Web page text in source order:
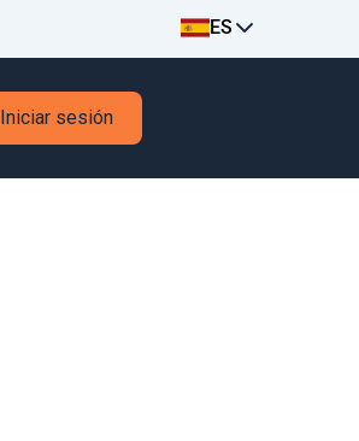
ES
Iniciar sesión